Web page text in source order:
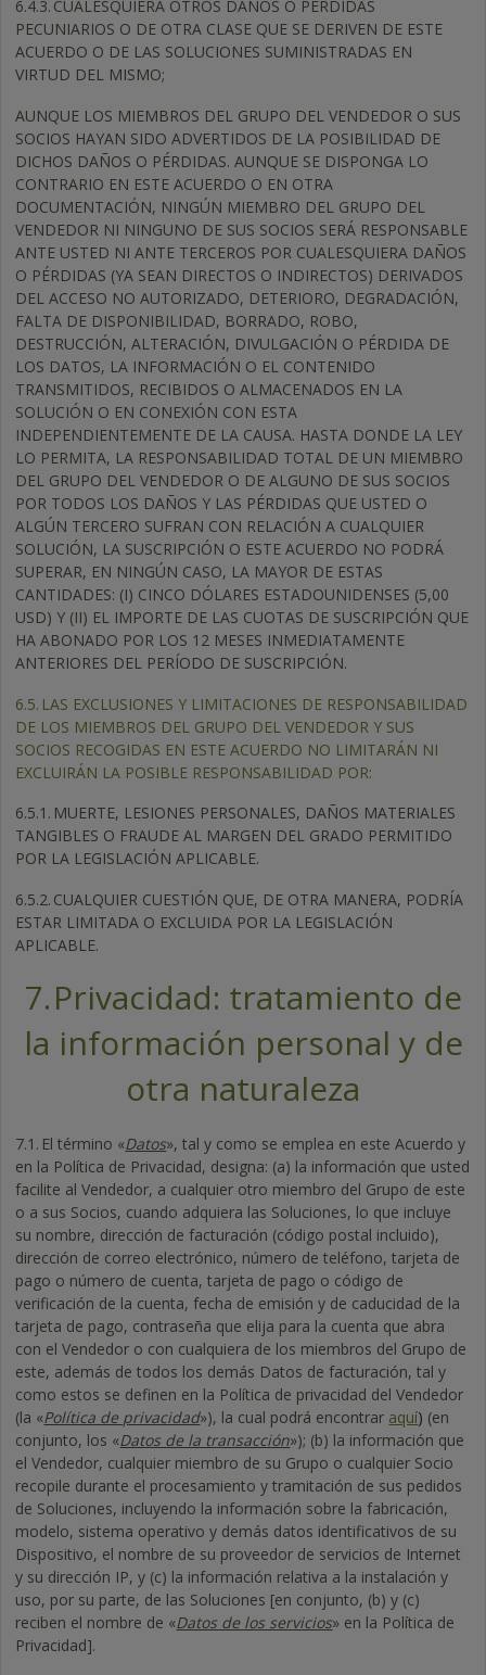
6.4.3. CUALESQUIERA OTROS DAÑOS O PÉRDIDAS
PECUNIARIOS O DE OTRA CLASE QUE SE DERIVEN DE ESTE
ACUERDO O DE LAS SOLUCIONES SUMINISTRADAS EN
VIRTUD DEL MISMO;
AUNQUE LOS MIEMBROS DEL GRUPO DEL VENDEDOR O SUS
SOCIOS HAYAN SIDO ADVERTIDOS DE LA POSIBILIDAD DE
DICHOS DAÑOS O PÉRDIDAS. AUNQUE SE DISPONGA LO
CONTRARIO EN ESTE ACUERDO O EN OTRA
DOCUMENTACIÓN, NINGÚN MIEMBRO DEL GRUPO DEL
VENDEDOR NI NINGUNO DE SUS SOCIOS SERÁ RESPONSABLE
ANTE USTED NI ANTE TERCEROS POR CUALESQUIERA DAÑOS
O PÉRDIDAS (YA SEAN DIRECTOS O INDIRECTOS) DERIVADOS
DEL ACCESO NO AUTORIZADO, DETERIORO, DEGRADACIÓN,
FALTA DE DISPONIBILIDAD, BORRADO, ROBO,
DESTRUCCIÓN, ALTERACIÓN, DIVULGACIÓN O PÉRDIDA DE
LOS DATOS, LA INFORMACIÓN O EL CONTENIDO
TRANSMITIDOS, RECIBIDOS O ALMACENADOS EN LA
SOLUCIÓN O EN CONEXIÓN CON ESTA
INDEPENDIENTEMENTE DE LA CAUSA. HASTA DONDE LA LEY
LO PERMITA, LA RESPONSABILIDAD TOTAL DE UN MIEMBRO
DEL GRUPO DEL VENDEDOR O DE ALGUNO DE SUS SOCIOS
POR TODOS LOS DAÑOS Y LAS PÉRDIDAS QUE USTED O
ALGÚN TERCERO SUFRAN CON RELACIÓN A CUALQUIER
SOLUCIÓN, LA SUSCRIPCIÓN O ESTE ACUERDO NO PODRÁ
SUPERAR, EN NINGÚN CASO, LA MAYOR DE ESTAS
CANTIDADES: (I) CINCO DÓLARES ESTADOUNIDENSES (5,00
USD) Y (II) EL IMPORTE DE LAS CUOTAS DE SUSCRIPCIÓN QUE
HA ABONADO POR LOS 12 MESES INMEDIATAMENTE
ANTERIORES DEL PERÍODO DE SUSCRIPCIÓN.
6.5. LAS EXCLUSIONES Y LIMITACIONES DE RESPONSABILIDAD
DE LOS MIEMBROS DEL GRUPO DEL VENDEDOR Y SUS
SOCIOS RECOGIDAS EN ESTE ACUERDO NO LIMITARÁN NI
EXCLUIRÁN LA POSIBLE RESPONSABILIDAD POR:
6.5.1. MUERTE, LESIONES PERSONALES, DAÑOS MATERIALES
TANGIBLES O FRAUDE AL MARGEN DEL GRADO PERMITIDO
POR LA LEGISLACIÓN APLICABLE.
6.5.2. CUALQUIER CUESTIÓN QUE, DE OTRA MANERA, PODRÍA
ESTAR LIMITADA O EXCLUIDA POR LA LEGISLACIÓN
APLICABLE.
7.Privacidad: tratamiento de
la información personal y de
otra naturaleza
7.1. El término «Datos», tal y como se emplea en este Acuerdo y
en la Política de Privacidad, designa: (a) la información que usted
facilite al Vendedor, a cualquier otro miembro del Grupo de este
o a sus Socios, cuando adquiera las Soluciones, lo que incluye
su nombre, dirección de facturación (código postal incluido),
dirección de correo electrónico, número de teléfono, tarjeta de
pago o número de cuenta, tarjeta de pago o código de
verificación de la cuenta, fecha de emisión y de caducidad de la
tarjeta de pago, contraseña que elija para la cuenta que abra
con el Vendedor o con cualquiera de los miembros del Grupo de
este, además de todos los demás Datos de facturación, tal y
como estos se definen en la Política de privacidad del Vendedor
(la «Política de privacidad»), la cual podrá encontrar aquí) (en
conjunto, los «Datos de la transacción»); (b) la información que
el Vendedor, cualquier miembro de su Grupo o cualquier Socio
recopile durante el procesamiento y tramitación de sus pedidos
de Soluciones, incluyendo la información sobre la fabricación,
modelo, sistema operativo y demás datos identificativos de su
Dispositivo, el nombre de su proveedor de servicios de Internet
y su dirección IP, y (c) la información relativa a la instalación y
uso, por su parte, de las Soluciones [en conjunto, (b) y (c)
reciben el nombre de «Datos de los servicios» en la Política de
Privacidad].